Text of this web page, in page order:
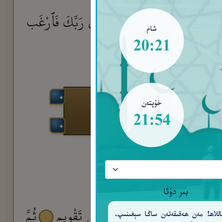
شام
20:21
خۇپتەن
21:54
بىر دۇئا
مەن ھەقىقەتەن ساڭا سېغىنىپ،
فَإِذَا فَرَغْتَ فَٱنصَبْ وَإِلَىٰ رَبِّكَ فَٱرْغَب
خَلَقْنَا ٱلْإِنسَـٰنَ فِىٓ أَحْسَنِ تَقْوِيمٍ ٤
ثُمَّ